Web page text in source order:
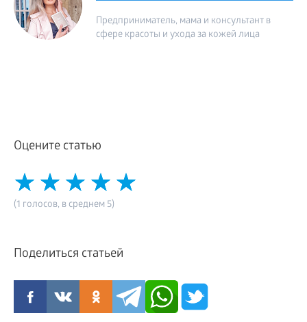
Предприниматель, мама и консультант в
сфере красоты и ухода за кожей лица
Оцените статью
(1 голосов, в среднем 5)
Поделиться статьей